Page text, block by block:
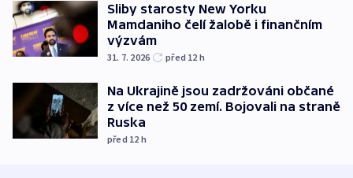
Sliby starosty New Yorku
Mamdaniho čelí žalobě i finančním
výzvám
31. 7. 2026 před 12 h
Na Ukrajině jsou zadržováni občané
z více než 50 zemí. Bojovali na straně
Ruska
před 12 h